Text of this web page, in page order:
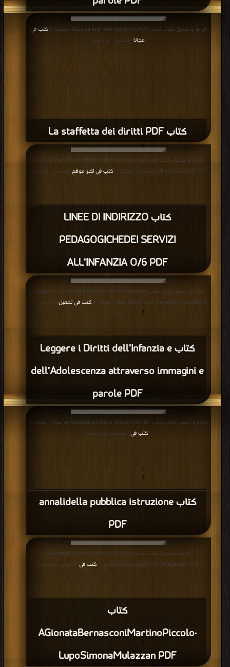
كتاب La staffetta dei diritti PDF
قراءة و تحميل كتاب كتاب La staffetta dei diritti PDF مجانا | مكتبة >
كتب في
مجانا | التحميل : مرة/مرات
كتاب LINEE DI INDIRIZZO
PEDAGOGICHEDEI SERVIZI
ALL’INFANZIA O/6 PDF
قراءة و تحميل كتاب كتاب LINEE DI INDIRIZZO PEDAGOGICHEDEI SERVIZI
ALL’INFANZIA O/6 PDF مجانا | مكتبة >
كتب في اكبر موقع | التحميل : مرة/مرات
كتاب Leggere i Diritti dell’Infanzia e
dell’Adolescenza attraverso immagini e
parole PDF
قراءة و تحميل كتاب كتاب Leggere i Diritti dell’Infanzia e dell’Adolescenza
attraverso immagini e parole PDF مجانا | مكتبة >
كتب في تحميل
| التحميل : مرة/
مرات
كتاب annalidella pubblica istruzione
PDF
قراءة و تحميل كتاب كتاب annalidella pubblica istruzione PDF مجانا | مكتبة >
كتب في
| التحميل : مرة/مرات
كتاب
·AGionataBernasconiMartinoPiccolo
LupoSimonaMulazzan PDF
قراءة و تحميل كتاب كتاب ·AGionataBernasconiMartinoPiccolo
LupoSimonaMulazzan PDF مجانا | مكتبة >
كتب في | التحميل : مرة/مرات